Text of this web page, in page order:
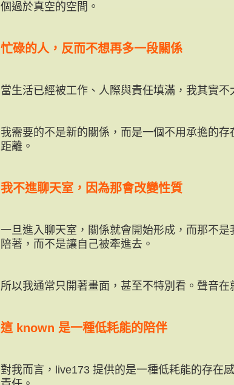
個過於真空的空間。
忙碌的人，反而不想再多一段關係
當生活已經被工作、人際與責任填滿，我其實不
我需要的不是新的關係，而是一個不用承擔的
距離。
我不進聊天室，因為那會改變性質
一旦進入聊天室，關係就會開始形成，而那不
陪著，而不是讓自己被牽進去。
所以我通常只開著畫面，甚至不特別看。聲音在
這 known 是一種低耗能的陪伴
對我而言，live173 提供的是一種低耗能的存在